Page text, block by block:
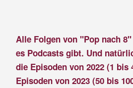
Alle Folgen von "Pop nach
es Podcasts gibt. Und
die Episoden von 2022 (1 bis
Episoden von 2023 (50 bis